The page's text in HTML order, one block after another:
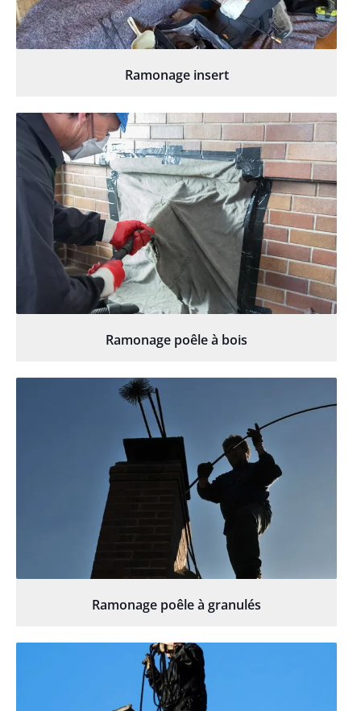
Ramonage insert
Ramonage poêle à bois
Ramonage poêle à granulés